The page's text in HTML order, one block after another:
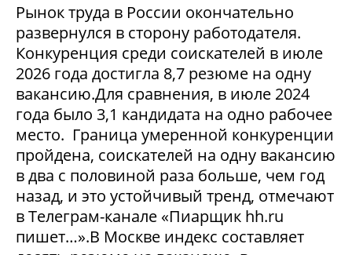
Рынок труда в России окончательно
развернулся в сторону работодателя.
Конкуренция среди соискателей в июле
2026 года достигла 8,7 резюме на одну
вакансию.Для сравнения, в июле 2024
года было 3,1 кандидата на одно рабочее
место. Граница умеренной конкуренции
пройдена, соискателей на одну вакансию
в два с половиной раза больше, чем год
назад, и это устойчивый тренд, отмечают
в Телеграм-канале «Пиарщик hh.ru
пишет…».В Москве индекс составляет